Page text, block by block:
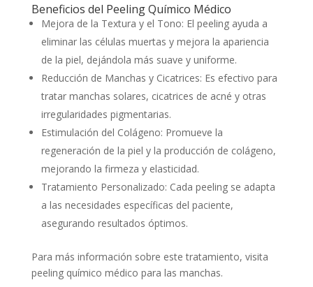
Beneficios del Peeling Químico Médico
Mejora de la Textura y el Tono: El peeling ayuda a
eliminar las células muertas y mejora la apariencia
de la piel, dejándola más suave y uniforme.
Reducción de Manchas y Cicatrices: Es efectivo para
tratar manchas solares, cicatrices de acné y otras
irregularidades pigmentarias.
Estimulación del Colágeno: Promueve la
regeneración de la piel y la producción de colágeno,
mejorando la firmeza y elasticidad.
Tratamiento Personalizado: Cada peeling se adapta
a las necesidades específicas del paciente,
asegurando resultados óptimos.
Para más información sobre este tratamiento, visita
peeling químico médico para las manchas.